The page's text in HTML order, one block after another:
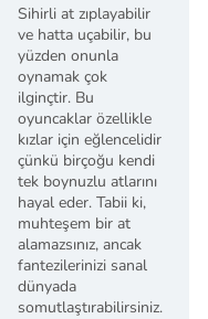
Sihirli at zıplayabilir
ve hatta uçabilir, bu
yüzden onunla
oynamak çok
ilginçtir. Bu
oyuncaklar özellikle
kızlar için eğlencelidir
çünkü birçoğu kendi
tek boynuzlu atlarını
hayal eder. Tabii ki,
muhteşem bir at
alamazsınız, ancak
fantezilerinizi sanal
dünyada
somutlaştırabilirsiniz.